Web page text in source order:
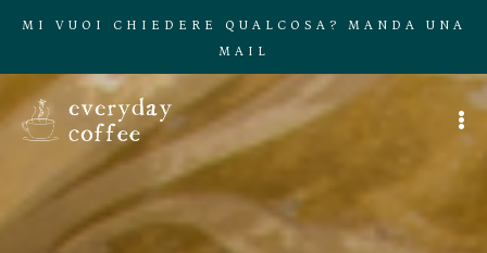
MI VUOI CHIEDERE QUALCOSA? MANDA UNA
MAIL